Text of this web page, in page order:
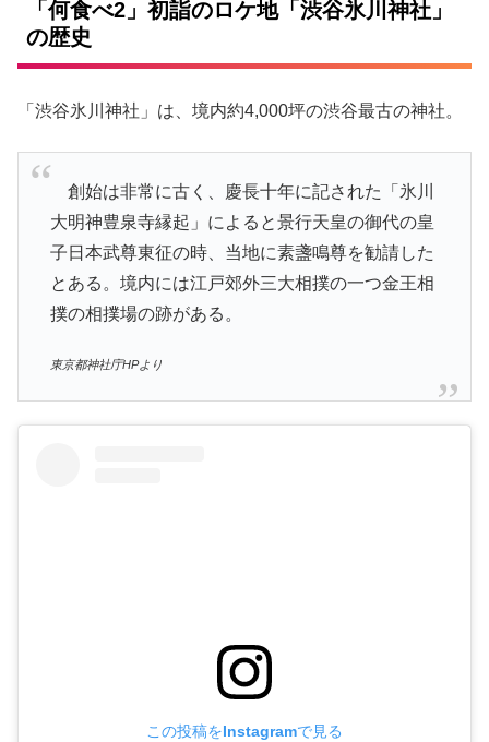
「何食べ2」初詣のロケ地「渋谷氷川神社」
の歴史
「渋谷氷川神社」は、境内約4,000坪の渋谷最古の神社。
創始は非常に古く、慶長十年に記された「氷川
大明神豊泉寺縁起」によると景行天皇の御代の皇
子日本武尊東征の時、当地に素盞鳴尊を勧請した
とある。境内には江戸郊外三大相撲の一つ金王相
撲の相撲場の跡がある。
東京都神社庁HPより
この投稿をInstagramで見る